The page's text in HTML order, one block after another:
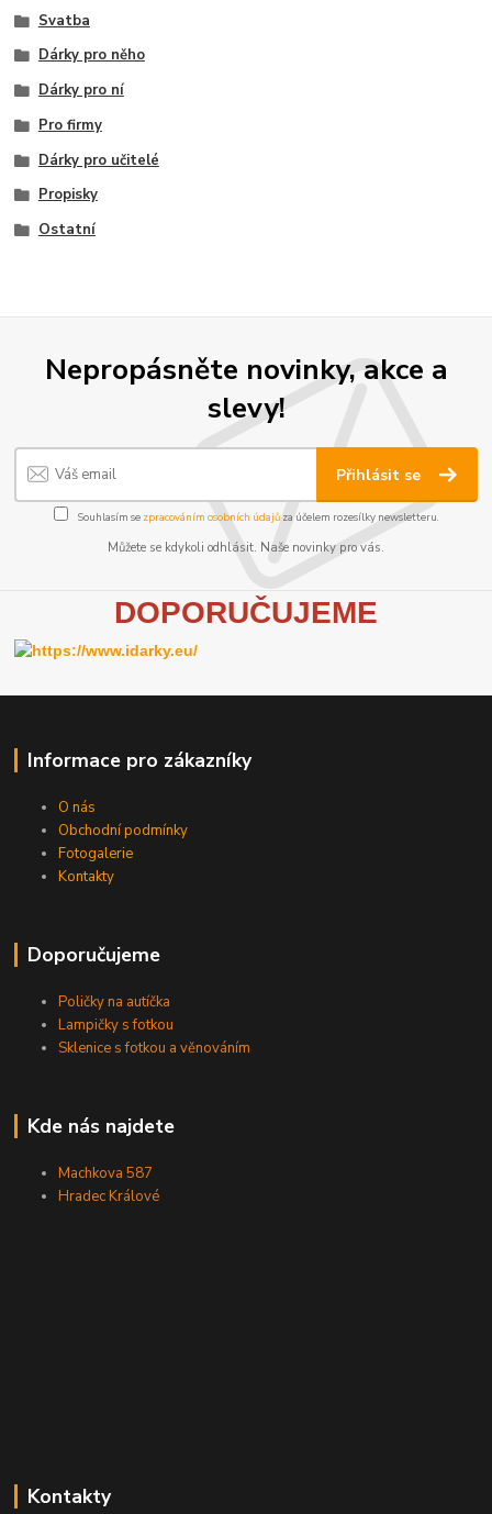
Svatba
Dárky pro něho
Dárky pro ní
Pro firmy
Dárky pro učitelé
Propisky
Ostatní
Nepropásněte novinky, akce a
slevy!
Přihlásit se
Souhlasím se zpracováním osobních údajůza účelem rozesílky newsletteru.
Můžete se kdykoli odhlásit. Naše novinky pro vás.
DOPORUČUJEME
Informace pro zákazníky
O nás
Obchodní podmínky
Fotogalerie
Kontakty
Doporučujeme
Poličky na autíčka
Lampičky s fotkou
Sklenice s fotkou a věnováním
Kde nás najdete
Machkova 587
Hradec Králové
Kontakty